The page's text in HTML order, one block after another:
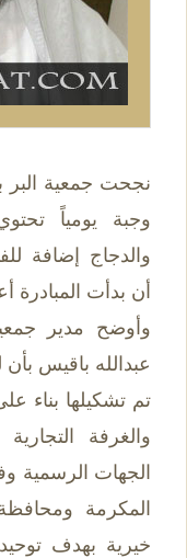
وجبة يومياً
والدجاج إضافة
أن بدأت المبادرة
وأوضح مدير
عبدالله باقيس
تم تشكيلها بناء
والغرفة
الجهات الرسمية
خيرية بهدف